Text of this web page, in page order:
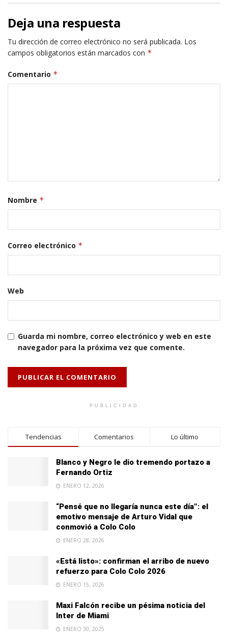
Deja una respuesta
Tu dirección de correo electrónico no será publicada. Los
campos obligatorios están marcados con *
Comentario *
Nombre *
Correo electrónico *
Web
Guarda mi nombre, correo electrónico y web en este
navegador para la próxima vez que comente.
PUBLICIDAD
Tendencias Comentarios Lo último
Blanco y Negro le dio tremendo portazo a
Fernando Ortiz
ENERO 12, 2026
“Pensé que no llegaría nunca este día”: el
emotivo mensaje de Arturo Vidal que
conmovió a Colo Colo
ENERO 28, 2026
«Está listo»: confirman el arribo de nuevo
refuerzo para Colo Colo 2026
ENERO 15, 2026
Maxi Falcón recibe un pésima noticia del
Inter de Miami
ENERO 30, 2025